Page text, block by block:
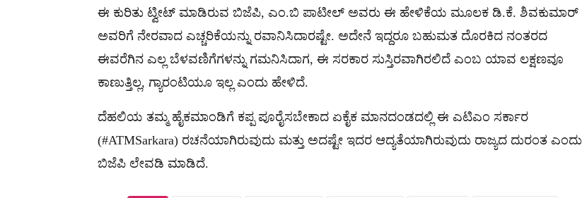
ಈ ಕುರಿತು ಟ್ವೀಟ್ ಮಾಡಿರುವ ಬಿಜೆಪಿ, ಎಂ.ಬಿ ಪಾಟೀಲ್ ಅವರು ಈ ಹೇಳಿಕೆಯ ಮೂಲಕ ಡಿ.ಕೆ. ಶಿವಕುಮಾರ್
ಅವರಿಗೆ ನೇರವಾದ ಎಚ್ಚರಿಕೆಯನ್ನು ರವಾನಿಸಿದಾರಷ್ಟೇ. ಅದೇನೆ ಇದ್ದರೂ ಬಹುಮತ ದೊರಕಿದ ನಂತರದ
ಈವರೆಗಿನ ಎಲ್ಲ ಬೆಳವಣಿಗೆಗಳನ್ನು ಗಮನಿಸಿದಾಗ, ಈ ಸರಕಾರ ಸುಸ್ತಿರವಾಗಿರಲಿದೆ ಎಂಬ ಯಾವ ಲಕ್ಷಣವೂ
ಕಾಣುತ್ತಿಲ್ಲ, ಗ್ಯಾರಂಟಿಯೂ ಇಲ್ಲ ಎಂದು ಹೇಳಿದೆ.
ದೆಹಲಿಯ ತಮ್ಮ ಹೈಕಮಾಂಡಿಗೆ ಕಪ್ಪ ಪೂರೈಸಬೇಕಾದ ಏಕೈಕ ಮಾನದಂಡದಲ್ಲಿ ಈ ಎಟಿಎಂ ಸರ್ಕಾರ
(#ATMSarkara) ರಚನೆಯಾಗಿರುವುದು ಮತ್ತು ಅದಷ್ಟೇ ಇದರ ಆದ್ಯತೆಯಾಗಿರುವುದು ರಾಜ್ಯದ ದುರಂತ ಎಂದು
ಬಿಜೆಪಿ ಲೇವಡಿ ಮಾಡಿದೆ.